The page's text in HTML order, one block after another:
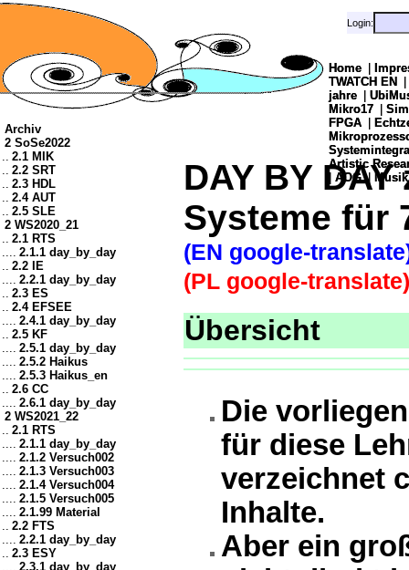
Home
TWATCH EN
jahre
Mikro17
FPGA
Artistic
AOG | Musik
Login:
Archiv
2 SoSe2022
.. 2.1 MIK
.. 2.2 SRT
.. 2.3 HDL
.. 2.4 AUT
.. 2.5 SLE
2 WS2020_21
.. 2.1 RTS
.... 2.1.1 day_by_day
.. 2.2 IE
.... 2.2.1 day_by_day
.. 2.3 ES
.. 2.4 EFSEE
.... 2.4.1 day_by_day
.. 2.5 KF
.... 2.5.1 day_by_day
.... 2.5.2 Haikus
.... 2.5.3 Haikus_en
.. 2.6 CC
.... 2.6.1 day_by_day
2 WS2021_22
.. 2.1 RTS
.... 2.1.1 day_by_day
.... 2.1.2 Versuch002
.... 2.1.3 Versuch003
.... 2.1.4 Versuch004
.... 2.1.5 Versuch005
.... 2.1.99 Material
.. 2.2 FTS
.... 2.2.1 day_by_day
.. 2.3 ESY
.... 2.3.1 day_by_day
Home
TWATCH EN
jahre
Mikro17
FPGA
Artistic
AOG | Musik
Login:
DAY BY
Systeme für
(EN google-
(PL google-translate)
Übersicht
Die
für diese
verzeichnet
Inhalte.
Aber ein